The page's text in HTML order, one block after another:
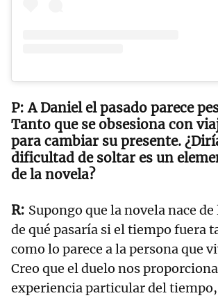
A Daniel el pasado parece
Tanto que se obsesiona con
para cambiar su presente.
dificultad de soltar es un
de la novela?
Supongo que la novela nace
de qué pasaría si el tiempo fuera
como lo parece a la persona que
Creo que el duelo nos
experiencia particular del